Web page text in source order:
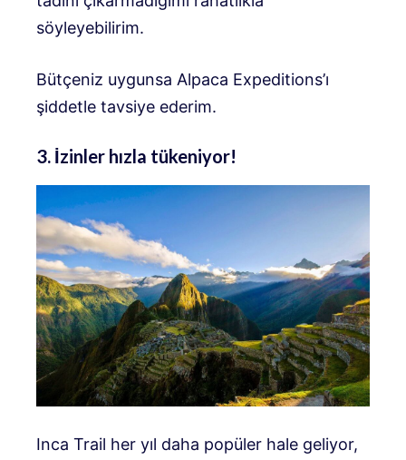
söyleyebilirim.
Bütçeniz uygunsa Alpaca Expeditions’ı
şiddetle tavsiye ederim.
3. İzinler hızla tükeniyor!
Inca Trail her yıl daha popüler hale geliyor,